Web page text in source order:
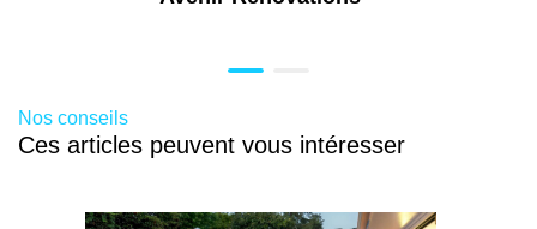
Nos conseils
Ces articles peuvent vous intéresser